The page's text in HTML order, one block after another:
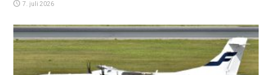
7. juli 2026